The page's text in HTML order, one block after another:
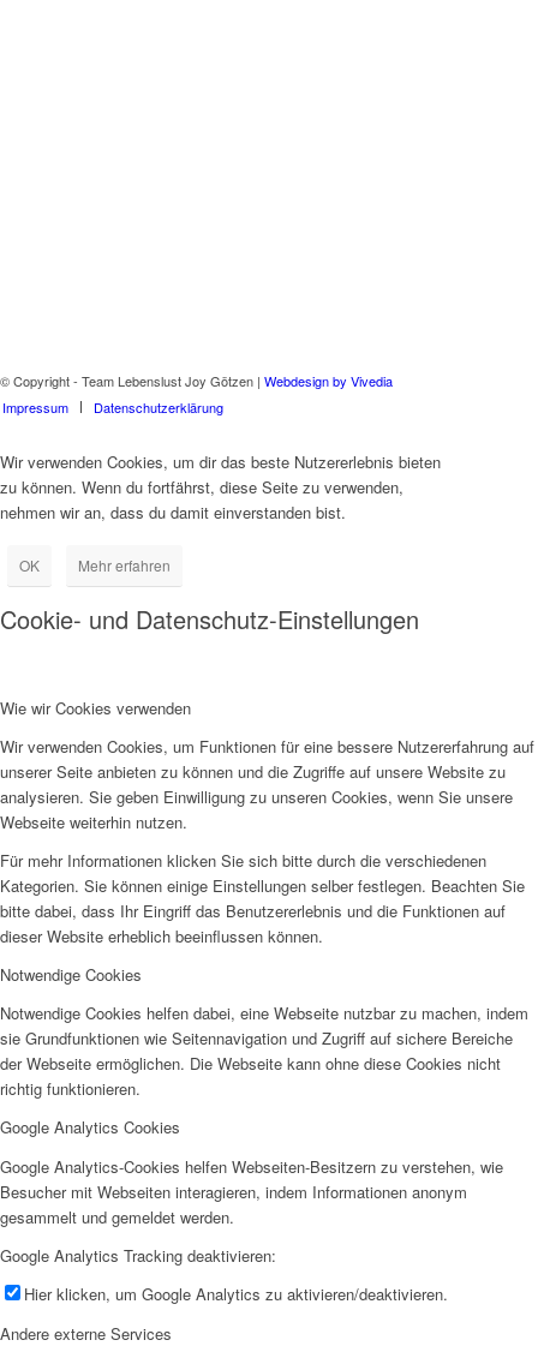
© Copyright - Team Lebenslust Joy Götzen | Webdesign by Vivedia
Impressum
Datenschutzerklärung
Wir verwenden Cookies, um dir das beste Nutzererlebnis bieten
zu können. Wenn du fortfährst, diese Seite zu verwenden,
nehmen wir an, dass du damit einverstanden bist.
OK Mehr erfahren
Cookie- und Datenschutz-Einstellungen
Wie wir Cookies verwenden
Wir verwenden Cookies, um Funktionen für eine bessere Nutzererfahrung auf
unserer Seite anbieten zu können und die Zugriffe auf unsere Website zu
analysieren. Sie geben Einwilligung zu unseren Cookies, wenn Sie unsere
Webseite weiterhin nutzen.
Für mehr Informationen klicken Sie sich bitte durch die verschiedenen
Kategorien. Sie können einige Einstellungen selber festlegen. Beachten Sie
bitte dabei, dass Ihr Eingriff das Benutzererlebnis und die Funktionen auf
dieser Website erheblich beeinflussen können.
Notwendige Cookies
Notwendige Cookies helfen dabei, eine Webseite nutzbar zu machen, indem
sie Grundfunktionen wie Seitennavigation und Zugriff auf sichere Bereiche
der Webseite ermöglichen. Die Webseite kann ohne diese Cookies nicht
richtig funktionieren.
Google Analytics Cookies
Google Analytics-Cookies helfen Webseiten-Besitzern zu verstehen, wie
Besucher mit Webseiten interagieren, indem Informationen anonym
gesammelt und gemeldet werden.
Google Analytics Tracking deaktivieren:
Hier klicken, um Google Analytics zu aktivieren/deaktivieren.
Andere externe Services